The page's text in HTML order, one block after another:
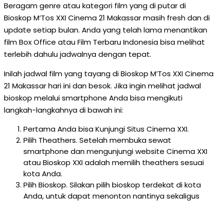
Beragam genre atau kategori film yang di putar di
Bioskop M’Tos XXI Cinema 21 Makassar masih fresh dan di
update setiap bulan. Anda yang telah lama menantikan
film Box Office atau Film Terbaru Indonesia bisa melihat
terlebih dahulu jadwalnya dengan tepat.
Inilah jadwal film yang tayang di Bioskop M’Tos XXI Cinema
21 Makassar hari ini dan besok. Jika ingin melihat jadwal
bioskop melalui smartphone Anda bisa mengikuti
langkah-langkahnya di bawah ini:
Pertama Anda bisa Kunjungi Situs Cinema XXI.
Pilih Theathers. Setelah membuka sewat
smartphone dan mengunjungi website Cinema XXI
atau Bioskop XXI adalah memilih theathers sesuai
kota Anda.
Pilih Bioskop. Silakan pilih bioskop terdekat di kota
Anda, untuk dapat menonton nantinya sekaligus